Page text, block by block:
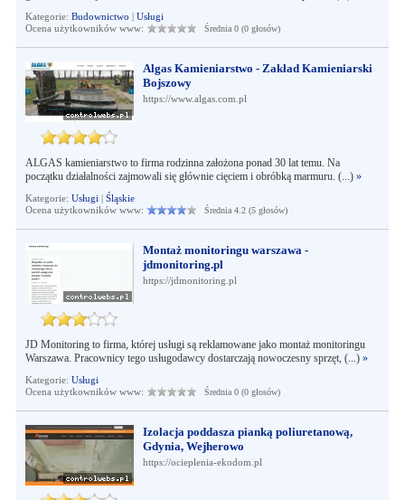
Kategorie: Budownictwo | Usługi
Ocena użytkowników www:
Średnia 0 (0 głosów)
Algas Kamieniarstwo - Zakład Kamieniarski
Bojszowy
https://www.algas.com.pl
ALGAS kamieniarstwo to firma rodzinna założona ponad 30 lat temu. Na
początku działalności zajmowali się głównie cięciem i obróbką marmuru. (...) »
Kategorie: Usługi | Śląskie
Ocena użytkowników www:
Średnia 4.2 (5 głosów)
Montaż monitoringu warszawa -
jdmonitoring.pl
https://jdmonitoring.pl
JD Monitoring to firma, której usługi są reklamowane jako montaż monitoringu
Warszawa. Pracownicy tego usługodawcy dostarczają nowoczesny sprzęt, (...) »
Kategorie: Usługi
Ocena użytkowników www:
Średnia 0 (0 głosów)
Izolacja poddasza pianką poliuretanową,
Gdynia, Wejherowo
https://ocieplenia-ekodom.pl